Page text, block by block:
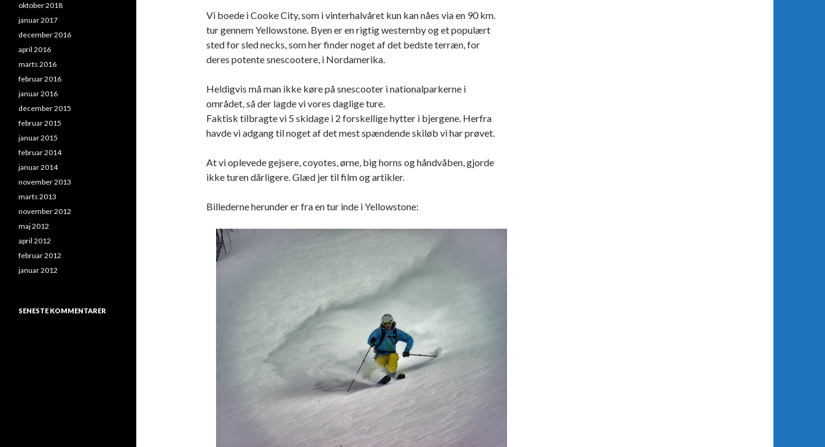
Vi boede i Cooke City, som i vinterhalvåret kun kan nåes via en 90 km.
tur gennem Yellowstone. Byen er en rigtig westernby og et populært
sted for sled necks, som her finder noget af det bedste terræn, for
deres potente snescootere, i Nordamerika.
Heldigvis må man ikke køre på snescooter i nationalparkerne i
området, så der lagde vi vores daglige ture.
Faktisk tilbragte vi 5 skidage i 2 forskellige hytter i bjergene. Herfra
havde vi adgang til noget af det mest spændende skiløb vi har prøvet.
At vi oplevede gejsere, coyotes, ørne, big horns og håndvåben, gjorde
ikke turen dårligere. Glæd jer til film og artikler.
Billederne herunder er fra en tur inde i Yellowstone:
oktober 2018
januar 2017
december 2016
april 2016
marts 2016
februar 2016
januar 2016
december 2015
februar 2015
januar 2015
februar 2014
januar 2014
november 2013
marts 2013
november 2012
maj 2012
april 2012
februar 2012
januar 2012
SENESTE KOMMENTARER